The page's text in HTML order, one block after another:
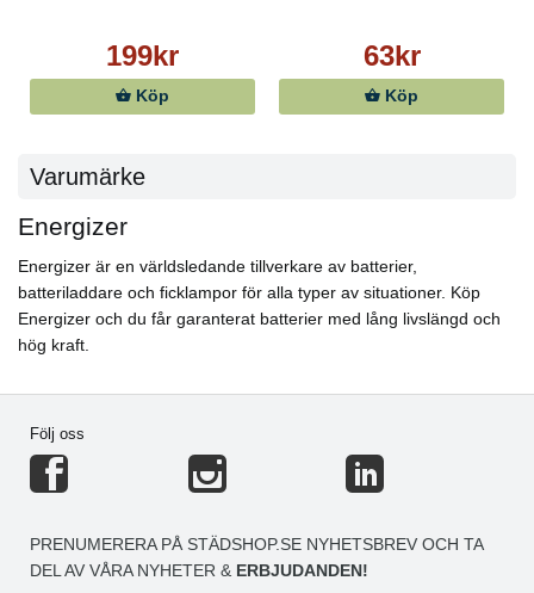
199kr
Köp
63kr
Köp
Varumärke
Energizer
Energizer är en världsledande tillverkare av batterier,
batteriladdare och ficklampor för alla typer av situationer. Köp
Energizer och du får garanterat batterier med lång livslängd och
hög kraft.
Följ oss
PRENUMERERA PÅ STÄDSHOP.SE NYHETSBREV OCH TA
DEL AV VÅRA NYHETER & ERBJUDANDEN!